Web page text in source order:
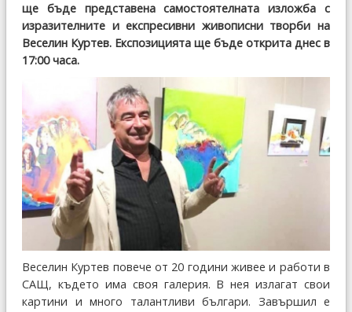
ще бъде представена самостоятелната изложба с
изразителните и експресивни живописни творби на
Веселин Куртев. Експозицията ще бъде открита днес в
17:00 часа.
Веселин Куртев повече от 20 години живее и работи в
САЩ, където има своя галерия. В нея излагат свои
картини и много талантливи българи. Завършил е